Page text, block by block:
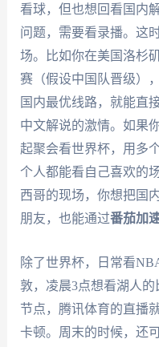
看球，但也想回看国内
问题，需要看录播。这时
场。比如你在美国洛杉
赛（假设中国队晋级）
国内最优线路，就能直
中文解说的激情。如果
起聚会看世界杯，用多
个人都能看自己喜欢的
西哥的现场，你想把国
朋友，也能通过番茄加
除了世界杯，日常看
敦，凌晨3点想看湖人的
节点，腾讯体育的直播
卡顿。周末的时候，还